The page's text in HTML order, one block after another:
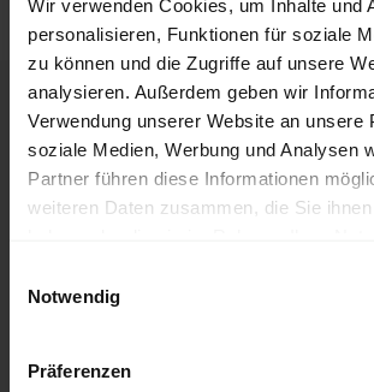
Wir verwenden Cookies, um Inhalte und
personalisieren, Funktionen für soziale
zu können und die Zugriffe auf unsere
analysieren. Außerdem geben wir
Verwendung unserer Website an unsere
soziale Medien, Werbung und Analysen
Partner führen diese Informationen
weiteren Daten zusammen, die Sie
Notwendig
Präferenzen
Höchst- und
Pelletspreise in
Datum zeigt, wann der Höchst- oder